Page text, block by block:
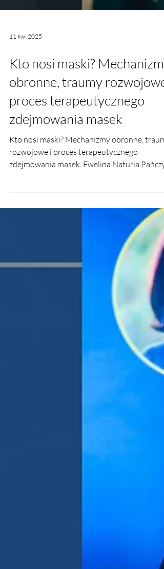
11 kwi 2025
Kto nosi maski? Mechanizmy
obronne, traumy rozwojowe i
proces terapeutycznego
zdejmowania masek
zdejmowania masek. Ewelina Naturia